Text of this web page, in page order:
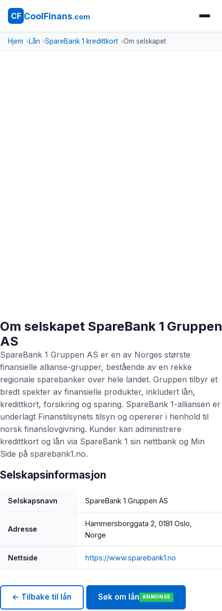
CF CoolFinans.com
Hjem Lån SpareBank 1 kredittkort Om selskapet
Om selskapet SpareBank 1 Gruppen
AS
SpareBank 1 Gruppen AS er en av Norges største
finansielle allianse-grupper, bestående av en rekke
regionale sparebanker over hele landet. Gruppen tilbyr et
bredt spekter av finansielle produkter, inkludert lån,
kredittkort, forsikring og sparing. SpareBank 1-alliansen er
underlagt Finanstilsynets tilsyn og opererer i henhold til
norsk finanslovgivning. Kunder kan administrere
kredittkort og lån via SpareBank 1 sin nettbank og Min
Side på sparebank1.no.
Selskapsinformasjon
Selskapsnavn SpareBank 1 Gruppen AS
Adresse
Hammersborggata 2, 0181 Oslo,
Norge
Nettside https://www.sparebank1.no
← Tilbake til lån Søk om lån ANNONSE